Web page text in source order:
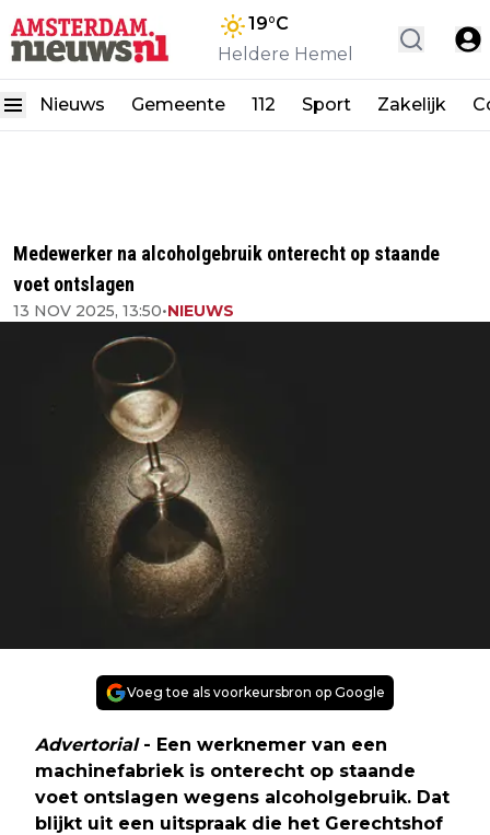
19°C
Heldere Hemel
Nieuws Gemeente 112 Sport Zakelijk
Medewerker na alcoholgebruik onterecht op staande
voet ontslagen
13 NOV 2025, 13:50•NIEUWS
Voeg toe als voorkeursbron op Google
Advertorial- Een werknemer van een
machinefabriek is onterecht op staande
voet ontslagen wegens alcoholgebruik. Dat
blijkt uit een uitspraak die het Gerechtshof